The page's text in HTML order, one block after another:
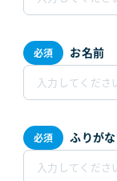
お名前
ふりがな